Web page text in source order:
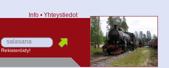
Info • Yhteystiedot
Rekisteröidy!